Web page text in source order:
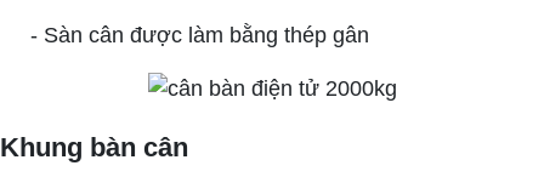
- Sàn cân được làm bằng thép gân
Khung bàn cân